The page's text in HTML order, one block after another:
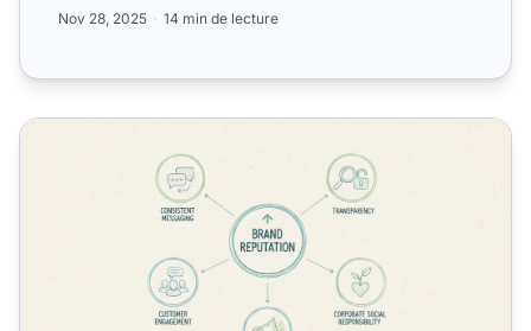
Nov 28, 2025 14 min de lecture
Quelles stratégies aident à construire une réputation de